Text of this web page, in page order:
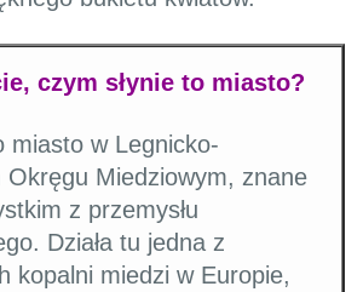
czym słynie to miasto?
miasto w Legnicko-
Okręgu Miedziowym, znane
z przemysłu
Działa tu jedna z
kopalni miedzi w Europie,